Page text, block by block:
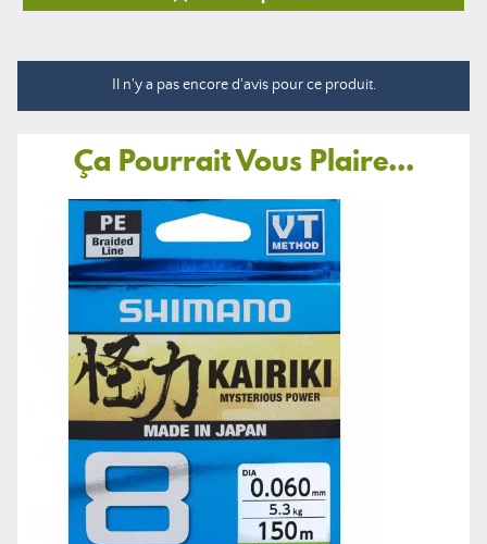
Il n'y a pas encore d'avis pour ce produit.
Ça Pourrait Vous Plaire...